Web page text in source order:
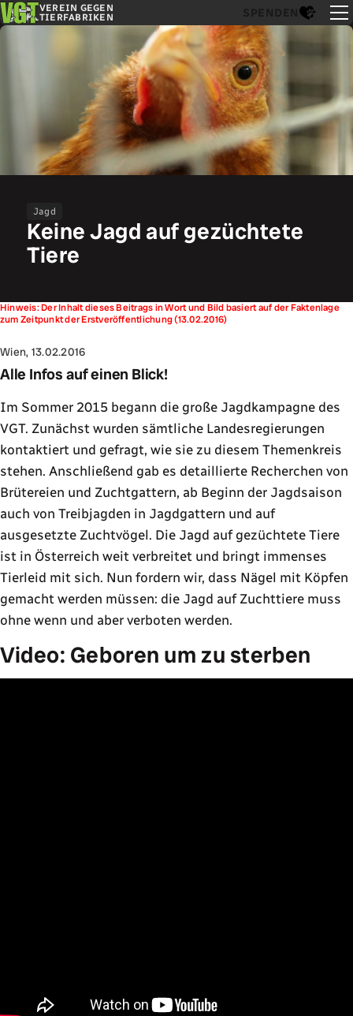
VEREIN GEGEN
TIERFABRIKEN
SPENDEN
Jagd
Keine Jagd auf gezüchtete
Tiere
Hinweis: Der Inhalt dieses Beitrags in Wort und Bild basiert auf der Faktenlage
zum Zeitpunkt der Erstveröffentlichung (13.02.2016)
Wien, 13.02.2016
Alle Infos auf einen Blick!
Im Sommer 2015 begann die große Jagdkampagne des
VGT. Zunächst wurden sämtliche Landesregierungen
kontaktiert und gefragt, wie sie zu diesem Themenkreis
stehen. Anschließend gab es detaillierte Recherchen von
Brütereien und Zuchtgattern, ab Beginn der Jagdsaison
auch von Treibjagden in Jagdgattern und auf
ausgesetzte Zuchtvögel. Die Jagd auf gezüchtete Tiere
ist in Österreich weit verbreitet und bringt immenses
Tierleid mit sich. Nun fordern wir, dass Nägel mit Köpfen
gemacht werden müssen: die Jagd auf Zuchttiere muss
ohne wenn und aber verboten werden.
Video: Geboren um zu sterben